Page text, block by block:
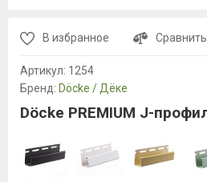
В избранное Сравнить
Артикул: 1254
Бренд: Döcke / Дёке
Döcke PREMIUM J-